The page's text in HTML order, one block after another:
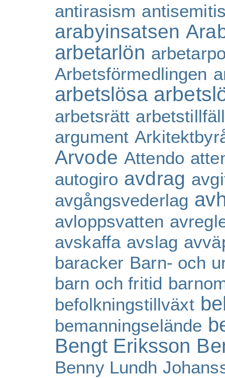
antirasism
arabyinsatsen
arbetarlön
Arbetsförmedlingen
arbetslösa
arbetsrätt
argument
Arvode Attendo
autogiro avdrag
avgångsvederlag
avloppsvatten
avskaffa avslag
baracker Barn- och
barn och fritid
befolkningstillväxt
bemanningselände
Bengt Eriksson
Benny Lundh